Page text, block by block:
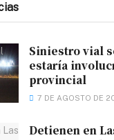
Siniestro vial
estaría
provincial
7 DE AGOSTO DE
Detienen en